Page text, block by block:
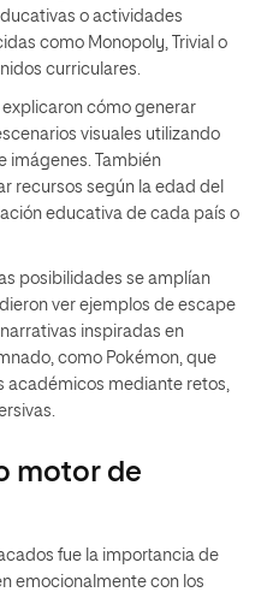
o actividades
como Monopoly, Trivial o
curriculares.
cómo generar
visuales utilizando
imágenes. También
recursos según la edad del
educativa de cada país o
posibilidades se amplían
ver ejemplos de escape
inspiradas en
como Pokémon, que
académicos mediante retos,
motor de
fue la importancia de
emocionalmente con los